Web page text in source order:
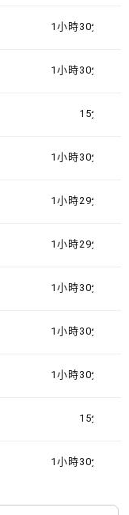
1小時30分鐘
1小時30分鐘
15分鐘
1小時30分鐘
1小時29分鐘
1小時29分鐘
1小時30分鐘
1小時30分鐘
1小時30分鐘
15分鐘
1小時30分鐘